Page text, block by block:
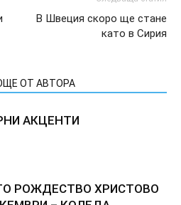
В Швеция скоро ще стане
като в Сирия
ОТ АВТОРА
АКЦЕНТИ
РОЖДЕСТВО ХРИСТОВО